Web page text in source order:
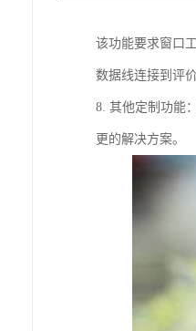
7. 工作站屏幕投
该功能要求窗口
数据线连接到评
8. 其他定制功能
更的解决方案。